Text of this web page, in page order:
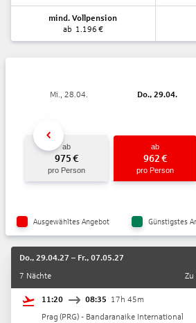
mind. Vollpension
ab 1.196 €
Mi., 28.04.
ab
975 €
pro Person
Do., 29.04.
ab
962 €
pro Person
Ausgewähltes Angebot Günstigstes
Do., 29.04.27 – Fr., 07.05.27
7 Nächte
Zu
11:20 08:35 17h 45m
Prag (PRG) - Bandaranaike International